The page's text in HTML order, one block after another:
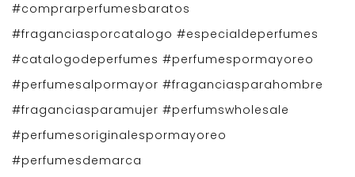
#comprarperfumesbaratos
#fraganciasporcatalogo #especialdeperfumes
#catalogodeperfumes #perfumespormayoreo
#perfumesalpormayor #fraganciasparahombre
#fraganciasparamujer #perfumswholesale
#perfumesoriginalespormayoreo
#perfumesdemarca